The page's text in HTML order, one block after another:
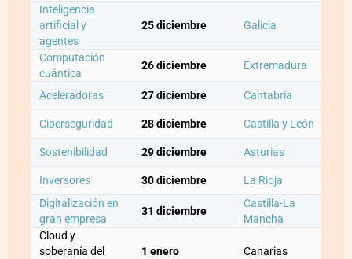
Inteligencia
artificial y
agentes
25 diciembre Galicia
Computación
cuántica
26 diciembre Extremadura
Aceleradoras 27 diciembre Cantabria
Ciberseguridad 28 diciembre Castilla y León
Sostenibilidad 29 diciembre Asturias
Inversores 30 diciembre
La Rioja
Digitalización en
gran empresa
31 diciembre
Castilla-La
Mancha
Cloud y
soberanía del
1 enero Canarias